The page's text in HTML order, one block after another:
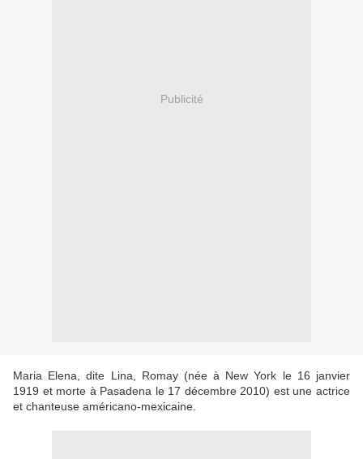
Publicité
Maria Elena, dite Lina, Romay (née à New York le 16 janvier
1919 et morte à Pasadena le 17 décembre 2010) est une actrice
et chanteuse américano-mexicaine.